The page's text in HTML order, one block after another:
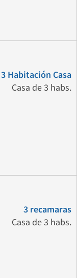
3 Habitación Casa
Casa de 3 habs.
3 recamaras
Casa de 3 habs.